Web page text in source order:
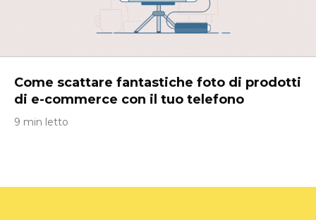
Come scattare fantastiche foto di prodotti
di e-commerce con il tuo telefono
9 min letto